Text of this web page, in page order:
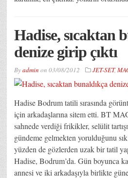
Hadise, sıcaktan
denize girip çıktı
Byadmin on 03/08/2012 JET-SET,
Hadise Bodrum tatili sırasında
için arkadaşlarına sitem etti. BT
sahnede verdiği frikikler, selülit
gündeme gelmekten yorulduğunu
yüzden de gözlerden uzak bir tatil
Hadise, Bodrum’da. Gün boyunca
annesi ve iki arkadaşıyla birlikte